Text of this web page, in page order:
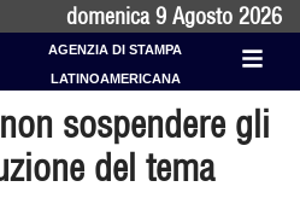
domenica 9 Agosto 2026
AGENZIA DI STAMPA
LATINOAMERICANA
sospendere gli
del tema